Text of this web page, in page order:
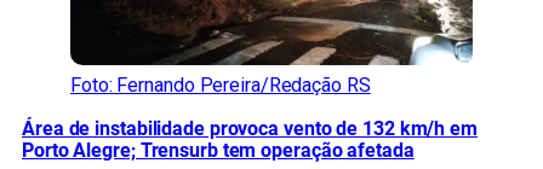
Foto: Fernando Pereira/Redação RS
Área de instabilidade provoca vento de 132 km/h em
Porto Alegre; Trensurb tem operação afetada